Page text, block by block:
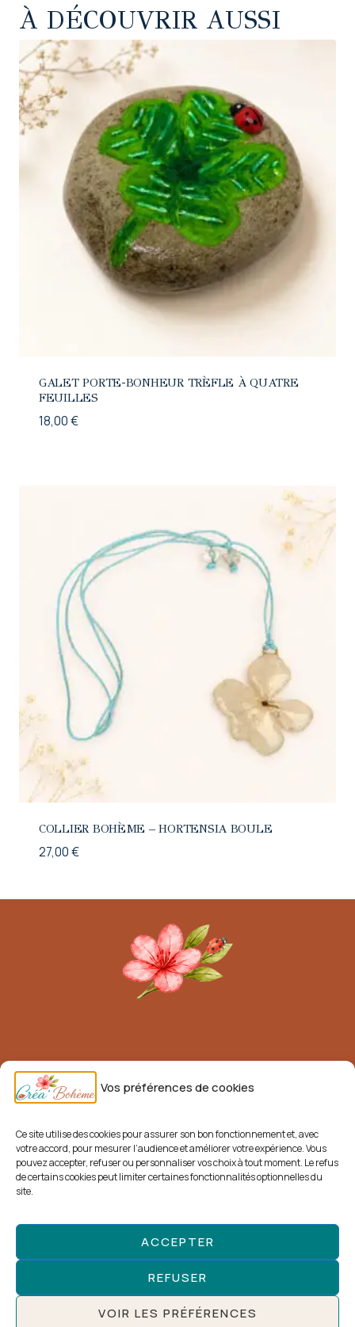
Vos préférences de cookies
Ce site utilise des cookies pour assurer son bon fonctionnement et, avec
votre accord, pour mesurer l’audience et améliorer votre expérience. Vous
pouvez accepter, refuser ou personnaliser vos choix à tout moment. Le refus
de certains cookies peut limiter certaines fonctionnalités optionnelles du
site.
ACCEPTER
REFUSER
VOIR LES PRÉFÉRENCES
GALET PORTE-BONHEUR TRÈFLE À QUATRE
FEUILLES
18,00€
COLLIER BOHÈME – HORTENSIA BOULE
27,00€
Mentions légales
Conditions générales de vente (CGV)
Livraisons et retours
Politique de confidentialité
Politique de cookies
Facebook Pinterest
© 2025-2026 Créa'Bohème - Tous droits réservés
Marque déposée auprès de l’INPI – Atelier artisanal du